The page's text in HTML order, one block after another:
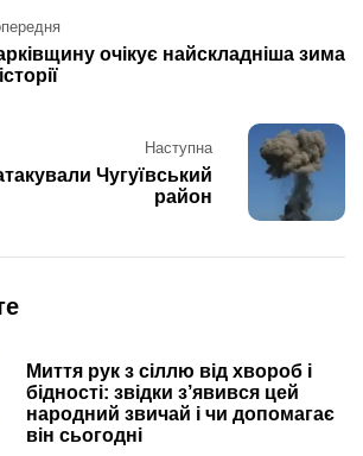
очікує найскладніша зима
Наступна
Чугуївський
район
Миття рук з сіллю від хвороб і
бідності: звідки з’явився цей
народний звичай і чи допомагає
він сьогодні